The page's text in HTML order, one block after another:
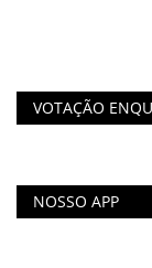
VOTAÇÃO
NOSSO APP